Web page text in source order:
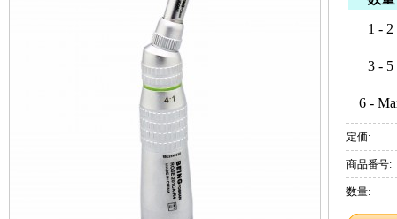
1 - 2
3 - 5
6 -
定価:
商品番号:
数量: